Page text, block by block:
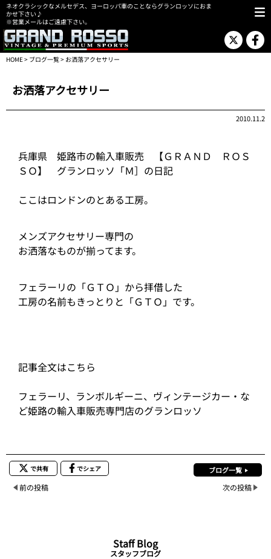
ネオクラシックなメルセデス、ヨーロッパ車のことならグランロッソにおま
かせ下さい♪
※営業メールはご遠慮下さい。
HOME> ブログ一覧> お洒落アクセサリー
お洒落アクセサリー
2010.11.2
兵庫県 姫路市の輸入車販売 【ＧＲＡＮＤ ＲＯＳ
ＳＯ】 グランロッソ「Ｍ］の日記
ここはロンドンのとある工房。
メンズアクセサリー専門の
お洒落なものが揃ってます。
フェラーリの「ＧＴＯ」から拝借した
工房の名前もきっとりと「ＧＴＯ」です。
記事全文はこちら
フェラーリ、ランボルギーニ、ヴィンテージカー・な
ど姫路の輸入車販売専門店のグランロッソ
で共有 でシェア ブログ一覧
前の投稿 次の投稿
Staff Blog
スタッフブログ